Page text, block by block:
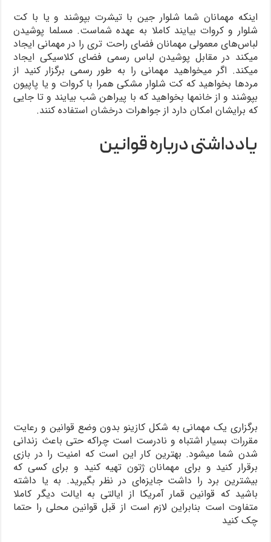
اینکه مهمانان شما شلوار جین با تیشرت بپوشند و یا با کت
شلوار و کروات بیایند کاملا به عهده شماست. مسلما پوشیدن
لباس‌های معمولی مهمانان فضای راحت تری را در مهمانی ایجاد
میکند در مقابل پوشیدن لباس رسمی فضای کلاسیکی ایجاد
میکند. اگر میخواهید مهمانی را به طور رسمی برگزار کنید از
مردها بخواهید که کت شلوار مشکی همرا با کروات و یا پاپیون
بپوشند و از خانمها بخواهید که با پیراهن شب بیایند و تا جایی
که برایشان امکان دارد از جواهرات درخشان استفاده کنند.
یادداشتی درباره قوانین
برگزاری یک مهمانی به شکل کازینو بدون وضع قوانین و رعایت
مقررات بسیار اشتباه و نادرست است چراکه حتی باعث زندانی
شدن شما میشود. بهترین کار این است که امنیت را در بازی
برقرار کنید و برای مهمانان ژتون تهیه کنید و برای کسی که
بیشترین برد را داشت جایزه‌ای در نظر بگیرید. به یا داشته
باشید که قوانین قمار آمریکا از ایالتی به ایالت دیگر کاملا
متفاوت است بنابراین لازم است از قبل قوانین محلی را حتما
چک کنید